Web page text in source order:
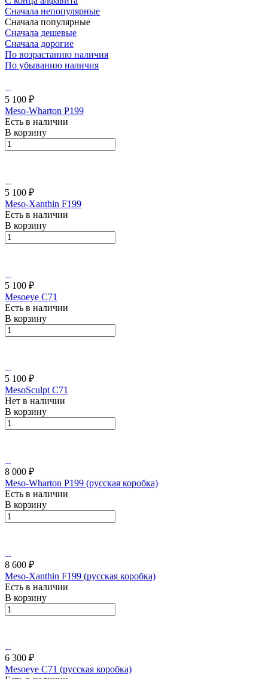
Сначала непопулярные
Сначала популярные
Сначала дешевые
Сначала дорогие
По возрастанию наличия
По убыванию наличия
5 100 ₽
Meso-Wharton P199
Есть в наличии
В корзину
5 100 ₽
Meso-Xanthin F199
Есть в наличии
В корзину
5 100 ₽
Mesoeye C71
Есть в наличии
В корзину
5 100 ₽
MesoSculpt C71
Нет в наличии
В корзину
8 000 ₽
Meso-Wharton P199 (русская коробка)
Есть в наличии
В корзину
8 600 ₽
Meso-Xanthin F199 (русская коробка)
Есть в наличии
В корзину
6 300 ₽
Mesoeye C71 (русская коробка)